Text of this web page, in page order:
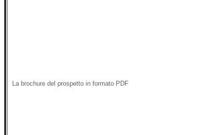
La brochure del prospetto in formato PDF